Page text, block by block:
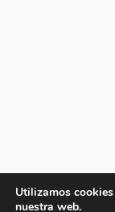
Utilizamos
nuestra web.